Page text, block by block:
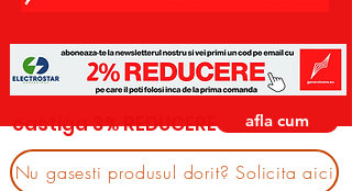
castiga 3% REDUCERE afla cum
Nu gasesti produsul dorit? Solicita aici